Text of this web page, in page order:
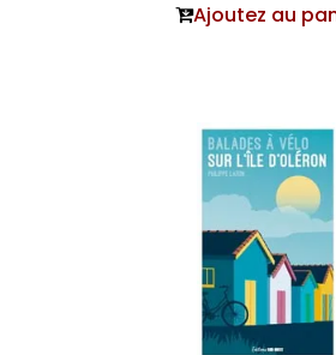
Ajoutez au